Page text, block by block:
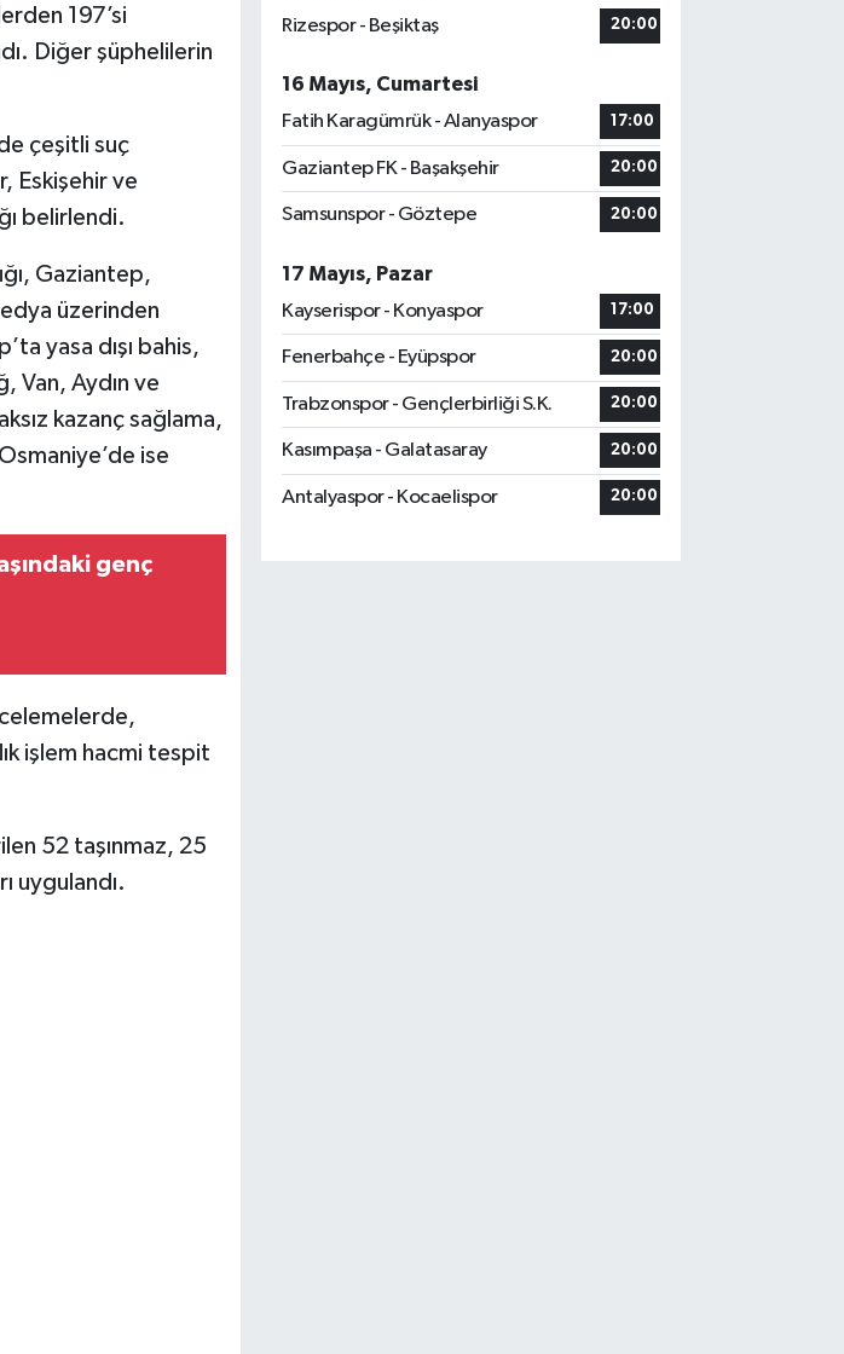
197’si
Diğer şüphelilerin
çeşitli suç
Eskişehir ve
belirlendi.
Gaziantep,
üzerinden
yasa dışı bahis,
Van, Aydın ve
kazanç sağlama,
ise
genç
işlem hacmi tespit
52 taşınmaz, 25
uygulandı.
Rizespor - Beşiktaş
20:00
16 Mayıs, Cumartesi
Fatih Karagümrük - Alanyaspor
17:00
Gaziantep FK - Başakşehir 20:00
Samsunspor - Göztepe 20:00
17 Mayıs, Pazar
Kayserispor - Konyaspor
17:00
Fenerbahçe - Eyüpspor 20:00
Trabzonspor - Gençlerbirliği S.K. 20:00
Kasımpaşa - Galatasaray 20:00
Antalyaspor - Kocaelispor 20:00